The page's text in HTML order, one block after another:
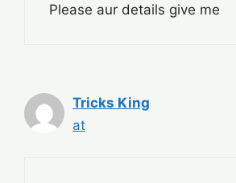
Please aur details give me
Tricks King
at